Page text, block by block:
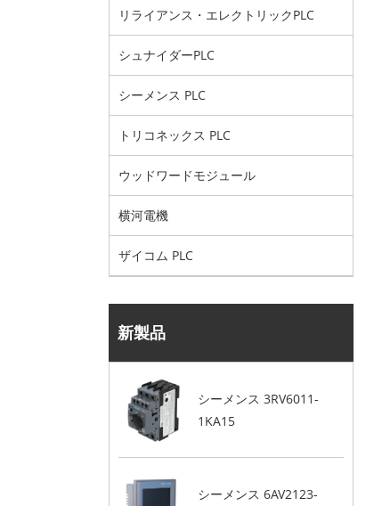
リライアンス・エレクトリックPLC
シュナイダーPLC
シーメンス PLC
トリコネックス PLC
ウッドワードモジュール
横河電機
ザイコム PLC
新製品
シーメンス 3RV6011-
1KA15
シーメンス 6AV2123-